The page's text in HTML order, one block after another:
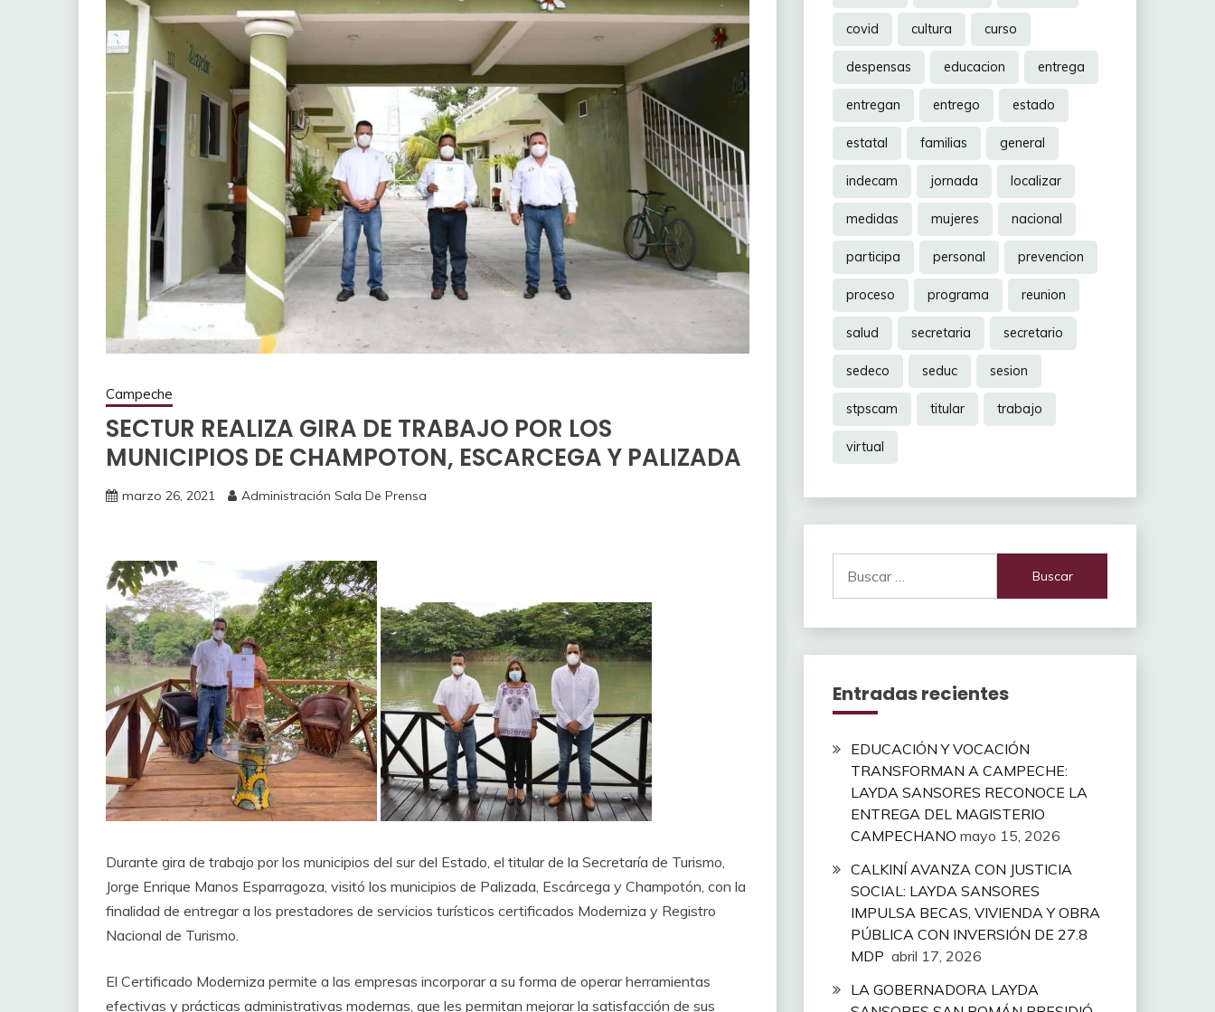
Campeche
SECTUR REALIZA GIRA DE TRABAJO POR LOS
MUNICIPIOS DE CHAMPOTON, ESCARCEGA Y PALIZADA
marzo 26, 2021 Administración Sala De Prensa
Durante gira de trabajo por los municipios del sur del Estado, el titular de la Secretaría de Turismo,
Jorge Enrique Manos Esparragoza, visitó los municipios de Palizada, Escárcega y Champotón, con la
finalidad de entregar a los prestadores de servicios turísticos certificados Moderniza y Registro
Nacional de Turismo.
El Certificado Moderniza permite a las empresas incorporar a su forma de operar herramientas
efectivas y prácticas administrativas modernas, que les permitan mejorar la satisfacción de sus
covid cultura curso
despensas educacion entrega
entregan entrego estado
estatal familias general
indecam jornada localizar
medidas mujeres nacional
participa personal prevencion
proceso programa reunion
salud secretaria secretario
sedeco seduc sesion
stpscam titular trabajo
virtual
Entradas recientes
EDUCACIÓN Y VOCACIÓN
TRANSFORMAN A CAMPECHE:
LAYDA SANSORES RECONOCE LA
ENTREGA DEL MAGISTERIO
CAMPECHANO mayo 15, 2026
CALKINÍ AVANZA CON JUSTICIA
SOCIAL: LAYDA SANSORES
IMPULSA BECAS, VIVIENDA Y OBRA
PÚBLICA CON INVERSIÓN DE 27.8
MDP abril 17, 2026
LA GOBERNADORA LAYDA